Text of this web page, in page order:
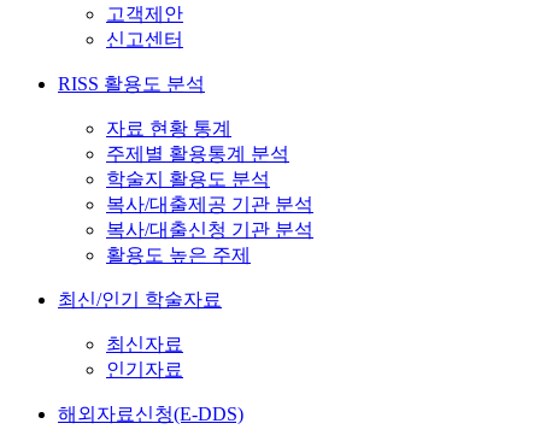
고객제안
신고센터
RISS 활용도 분석
자료 현황 통계
주제별 활용통계 분석
학술지 활용도 분석
복사/대출제공 기관 분석
복사/대출신청 기관 분석
활용도 높은 주제
최신/인기 학술자료
최신자료
인기자료
해외자료신청(E-DDS)